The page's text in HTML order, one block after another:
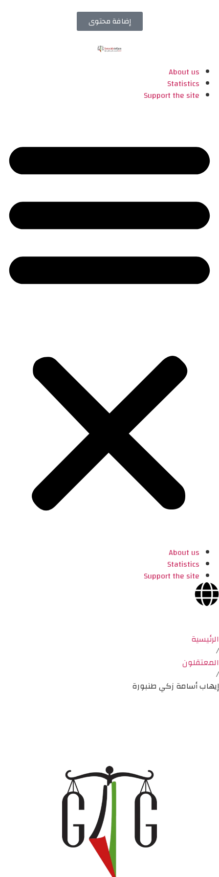
إضافة محتوى
About us
Statistics
Support the site
About us
Statistics
Support the site
الرئيسية
/
المعتقلون
/
إيهاب أسامة زكي طنبورة